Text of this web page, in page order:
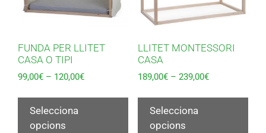
FUNDA PER LLITET
CASA O TIPI
99,00€ – 120,00€
Selecciona
opcions
LLITET MONTESSORI
CASA
189,00€ – 239,00€
Selecciona
opcions